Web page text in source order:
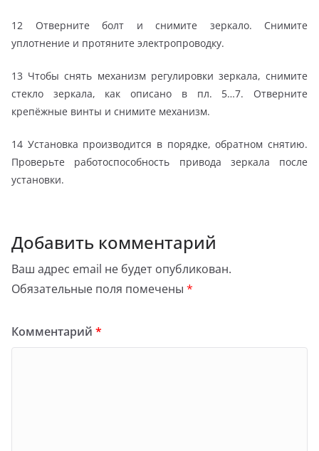
12 Отверните болт и снимите зеркало. Снимите
уплотнение и протяните электропроводку.
13 Чтобы снять механизм регулировки зеркала, снимите
стекло зеркала, как описано в пл. 5…7. Отверните
крепёжные винты и снимите механизм.
14 Установка производится в порядке, обратном снятию.
Проверьте работоспособность привода зеркала после
установки.
Добавить комментарий
Ваш адрес email не будет опубликован.
Обязательные поля помечены *
Комментарий *